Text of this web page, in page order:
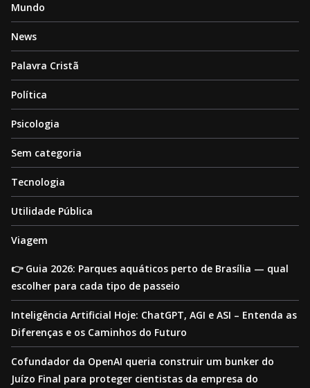
Mundo
News
Palavra Cristã
Política
Psicologia
Sem categoria
Tecnologia
Utilidade Pública
Viagem
👉 Guia 2026: Parques aquáticos perto de Brasília — qual
escolher para cada tipo de passeio
Inteligência Artificial Hoje: ChatGPT, AGI e ASI – Entenda as
Diferenças e os Caminhos do Futuro
Cofundador da OpenAI queria construir um bunker do
Juízo Final para proteger cientistas da empresa do